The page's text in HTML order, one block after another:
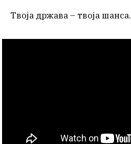
Твоја држава – твоја шанса.